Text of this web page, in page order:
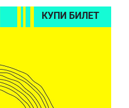
КУПИ БИЛЕТ